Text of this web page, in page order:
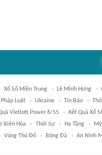
Xổ Số Miền Trung Lê Minh Hưng
Pháp Luật Ukraine Tin Bão
Vietlott Power 6/55 Kết Quả Xổ
Biên Hòa Thời Sự Hạ Tầng Mỹ
Vùng Thủ Đô Bóng Đá An Ninh